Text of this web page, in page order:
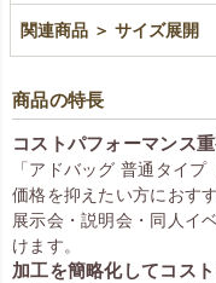
関連商品 ＞ サイズ展開
商品の特長
コストパフォーマンス
「アドバッグ 普通タイ
価格を抑えたい方におす
展示会・説明会・同人イ
けます。
加工を簡略化してコス